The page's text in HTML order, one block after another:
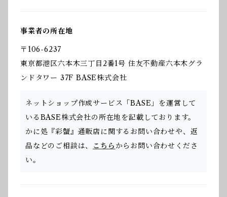
事業者の所在地
〒106-6237
東京都港区六本木三丁目2番1号 住友不動産六本木グラ
ンドタワー 37F BASE株式会社
ネットショップ作成サービス「BASE」を運営して
いるBASE株式会社の所在地を記載しております。
かに処『彩蟹』通販店に関するお問い合わせや、返
品などのご相談は、 こちら からお問い合わせくださ
い。